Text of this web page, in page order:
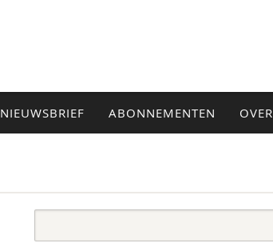
NIEUWSBRIEF ABONNEMENTEN OVER